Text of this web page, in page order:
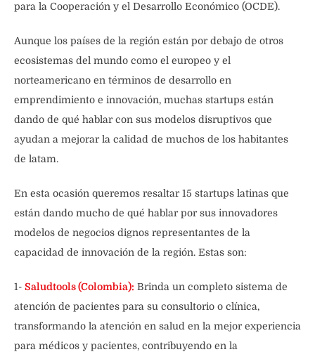
para la Cooperación y el Desarrollo Económico (OCDE).
Aunque los países de la región están por debajo de otros
ecosistemas del mundo como el europeo y el
norteamericano en términos de desarrollo en
emprendimiento e innovación, muchas startups están
dando de qué hablar con sus modelos disruptivos que
ayudan a mejorar la calidad de muchos de los habitantes
de latam.
En esta ocasión queremos resaltar 15 startups latinas que
están dando mucho de qué hablar por sus innovadores
modelos de negocios dignos representantes de la
capacidad de innovación de la región. Estas son:
1- Saludtools (Colombia): Brinda un completo sistema de
atención de pacientes para su consultorio o clínica,
transformando la atención en salud en la mejor experiencia
para médicos y pacientes, contribuyendo en la